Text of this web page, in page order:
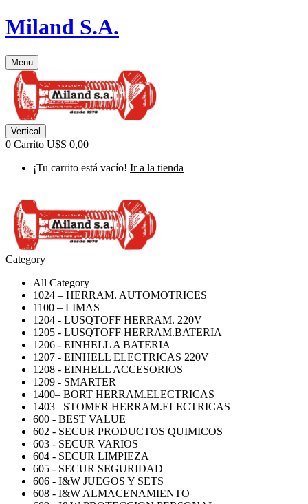
Miland S.A.
Menu
Vertical
0 Carrito U$S 0,00
¡Tu carrito está vacío! Ir a la tienda
Category
All Category
1024 – HERRAM. AUTOMOTRICES
1100 – LIMAS
1204 - LUSQTOFF HERRAM. 220V
1205 - LUSQTOFF HERRAM.BATERIA
1206 - EINHELL A BATERIA
1207 - EINHELL ELECTRICAS 220V
1208 - EINHELL ACCESORIOS
1209 - SMARTER
1400– BORT HERRAM.ELECTRICAS
1403– STOMER HERRAM.ELECTRICAS
600 - BEST VALUE
602 - SECUR PRODUCTOS QUIMICOS
603 - SECUR VARIOS
604 - SECUR LIMPIEZA
605 - SECUR SEGURIDAD
606 - I&W JUEGOS Y SETS
608 - I&W ALMACENAMIENTO